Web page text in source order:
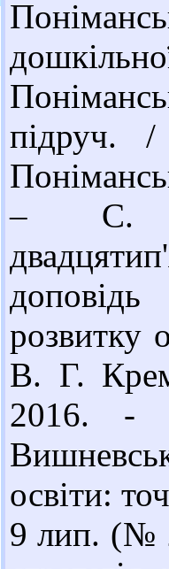
підруч.
– С.
розвитку
В. Г.
2016.
освіти:
9 лип. (№